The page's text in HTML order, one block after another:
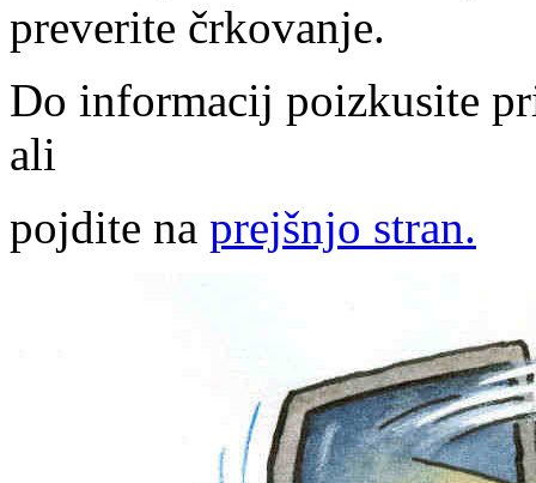
preverite črkovanje.
Do informacij poizkusite
ali
pojdite na prejšnjo stran.